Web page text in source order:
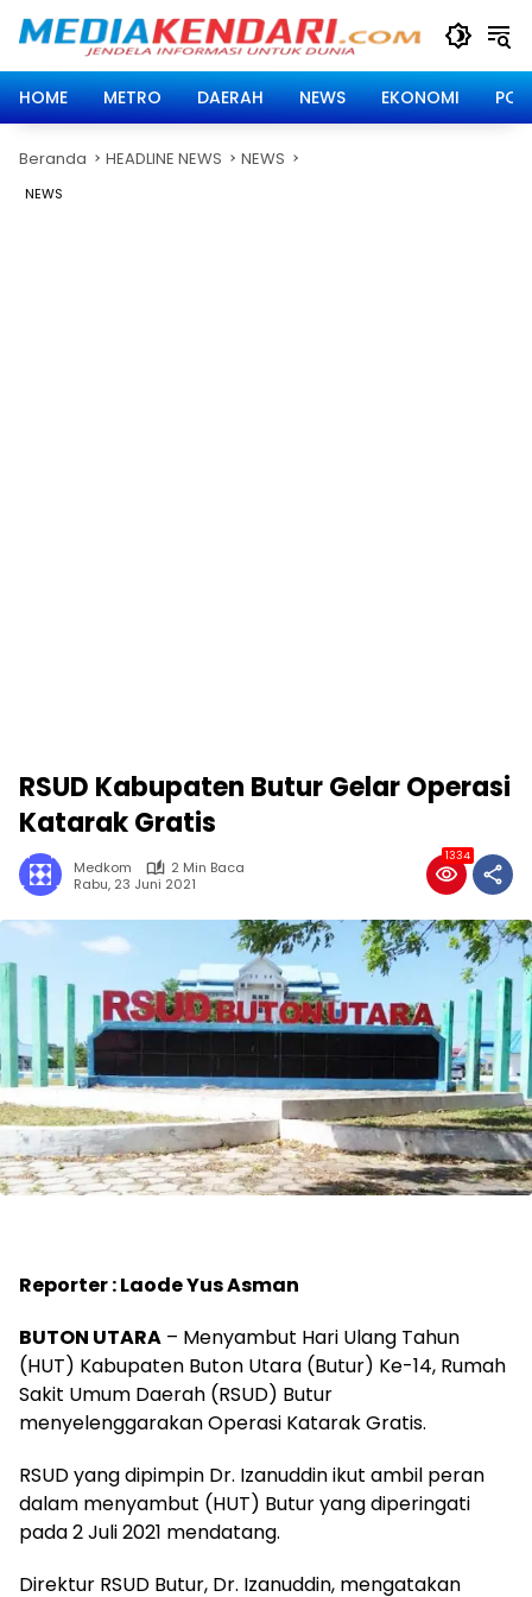
HOME
METRO DAERAH NEWS EKONOMI
Beranda HEADLINE NEWS NEWS
NEWS
RSUD Kabupaten Butur Gelar Operasi
Katarak Gratis
Medkom
2 Min Baca
Rabu, 23 Juni 2021
1334
Reporter : Laode Yus Asman
BUTON UTARA – Menyambut Hari Ulang Tahun
(HUT) Kabupaten Buton Utara (Butur) Ke-14, Rumah
Sakit Umum Daerah (RSUD) Butur
menyelenggarakan Operasi Katarak Gratis.
RSUD yang dipimpin Dr. Izanuddin ikut ambil peran
dalam menyambut (HUT) Butur yang diperingati
pada 2 Juli 2021 mendatang.
Direktur RSUD Butur, Dr. Izanuddin, mengatakan